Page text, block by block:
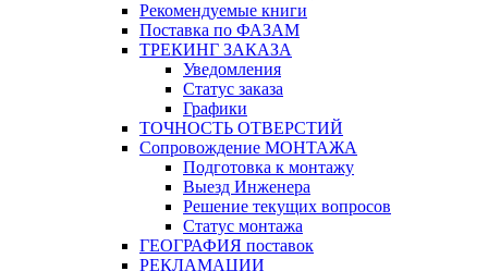
Рекомендуемые книги
Поставка по ФАЗАМ
ТРЕКИНГ ЗАКАЗА
Уведомления
Статус заказа
Графики
ТОЧНОСТЬ ОТВЕРСТИЙ
Сопровождение МОНТАЖА
Подготовка к монтажу
Выезд Инженера
Решение текущих вопросов
Статус монтажа
ГЕОГРАФИЯ поставок
РЕКЛАМАЦИИ